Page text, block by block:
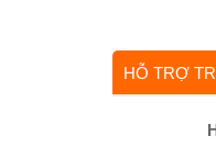
HỖ TRỢ